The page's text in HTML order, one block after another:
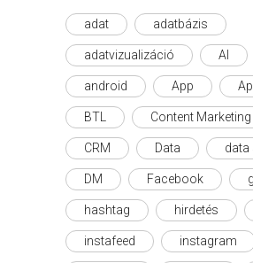
adat adatbázis
adatvizualizáció AI
android App
BTL Content Marketing
CRM Data data
DM Facebook
hashtag hirdetés
instafeed instagram